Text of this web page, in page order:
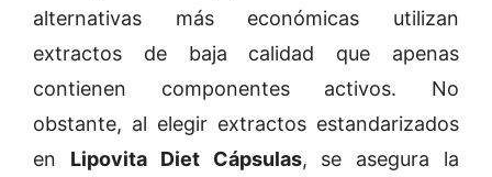
alternativas más económicas utilizan
extractos de baja calidad que apenas
contienen componentes activos. No
obstante, al elegir extractos estandarizados
en Lipovita Diet Cápsulas, se asegura la